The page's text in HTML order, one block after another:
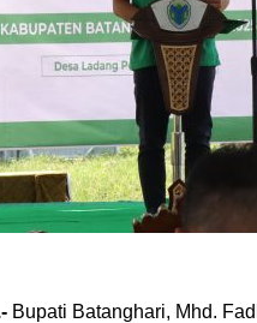
Bupati Batanghari, Mhd.